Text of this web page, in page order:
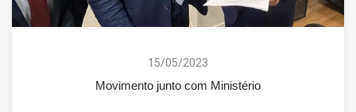
15/05/2023
Movimento junto com Ministério